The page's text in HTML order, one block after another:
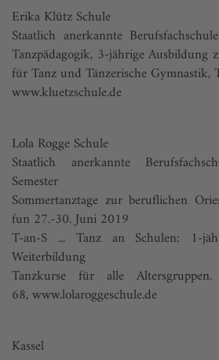
Erika Klütz Schule
Staatlich anerkannte
Tanzpädagogik, 3-jährige Ausbildung
für Tanz und Tänzerische
www.kluetzschule.de
Lola Rogge Schule
Staatlich anerkannte
Semester
Sommertanztage zur beruflichen
fun 27.-30. Juni 2019
T-an-S ... Tanz an Schulen: 1-
Weiterbildung
Tanzkurse für alle
68,www.lolaroggeschule.de
Kassel